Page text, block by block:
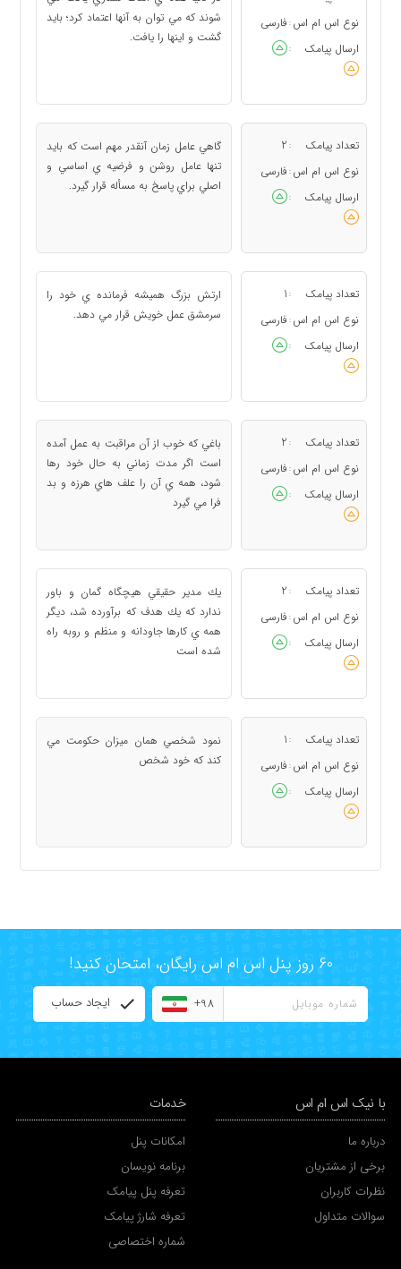
نوع اس ام اس : فارسی
ارسال پیامک
:
شوند كه مي توان به آنها اعتماد كرد؛ بايد
گشت و اينها را يافت.
تعداد پیامک :
2
نوع اس ام اس : فارسی
ارسال پیامک
:
گاهي عامل زمان آنقدر مهم است كه بايد
تنها عامل روشن و فرضيه ي اساسي و
اصلي براي پاسخ به مسأله قرار گيرد.
تعداد پیامک :
1
نوع اس ام اس : فارسی
ارسال پیامک
:
ارتش بزرگ هميشه فرمانده ي خود را
سرمشق عمل خويش قرار مي دهد.
تعداد پیامک :
2
نوع اس ام اس : فارسی
ارسال پیامک
:
باغي كه خوب از آن مراقبت به عمل آمده
است اگر مدت زماني به حال خود رها
شود، همه ي آن را علف هاي هرزه و بد
فرا مي گيرد
تعداد پیامک :
2
نوع اس ام اس : فارسی
ارسال پیامک
:
يك مدير حقيقي هيچگاه گمان و باور
ندارد كه يك هدف كه برآورده شد، ديگر
همه ي كارها جاودانه و منظم و روبه راه
شده است
تعداد پیامک :
1
نوع اس ام اس : فارسی
ارسال پیامک
:
نمود شخصي همان ميزان حكومت مي
كند كه خود شخص
60 روز پنل اس ام اس رایگان، امتحان کنید!
+98 ایجاد حساب
با نیک اس ام اس
درباره ما
برخی از مشتریان
نظرات کاربران
سوالات متداول
خدمات
امکانات پنل
برنامه نویسان
تعرفه پنل پیامک
تعرفه شارژ پیامک
شماره اختصاصی